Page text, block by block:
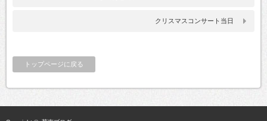
クリスマスコンサート当日
トップページに戻る